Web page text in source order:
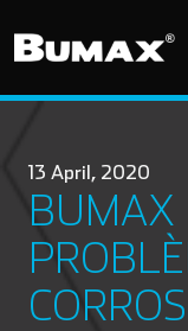
13 April, 2020
BUMAX